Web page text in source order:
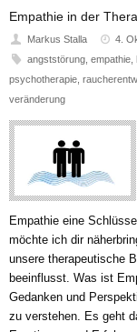
Empathie in der
Markus Stalla 4.
angststörung, empathie,
psychotherapie
veränderung
Empathie eine
möchte ich dir
unsere therapeutische
beeinflusst. Was ist
Gedanken und
zu verstehen. Es geht